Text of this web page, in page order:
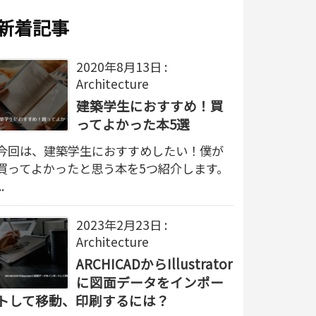
着記事
2020年8月13日 :
Architecture
建築学生におすすめ！買
ってよかった本5選
回は、建築学生におすすめしたい！僕が
ってよかったと思う本を5つ紹介します。
2023年2月23日 :
Architecture
ARCHICADからIllustrator
に図面データをインポー
して移動、印刷するには？